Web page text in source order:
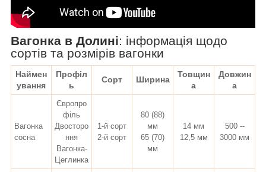
Вагонка в Долині: інформація щодо
сортів та розмірів вагонки
Наймен
ування
Профіл
ь
Сорт Ширина
Товщин
а
Довжин
а
Вагонка
сосна
Європро
філь
Двосторо
ння
Вагонка-
Цеглинка
1-й сорт
2-й сорт
80 (88)
мм
65 (70)
мм
14 мм
12,5 мм
500 --
3000 мм